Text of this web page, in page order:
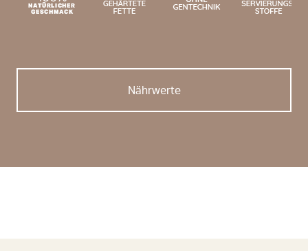
Nährwerte